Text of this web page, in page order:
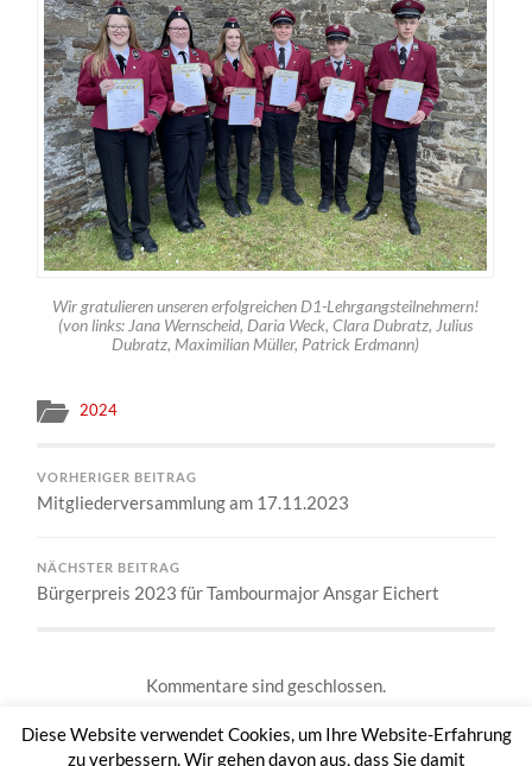
Wir gratulieren unseren erfolgreichen D1-Lehrgangsteilnehmern!
(von links: Jana Wernscheid, Daria Weck, Clara Dubratz, Julius
Dubratz, Maximilian Müller, Patrick Erdmann)
2024
VORHERIGER BEITRAG
Mitgliederversammlung am 17.11.2023
NÄCHSTER BEITRAG
Bürgerpreis 2023 für Tambourmajor Ansgar Eichert
Kommentare sind geschlossen.
Diese Website verwendet Cookies, um Ihre Website-Erfahrung
zu verbessern. Wir gehen davon aus, dass Sie damit